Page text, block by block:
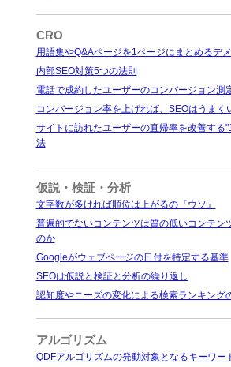
CRO
用語集やQ&Aページを1ページにまとめるデ
内部SEO対策5つの法則
電話で成約したユーザーのコンバージョン測
コンバージョン率を上げれば、SEOはうまく
サイトに訪れたユーザーの直帰率を改善する
法
仮説・検証・分析
文字数が多ければ順位は上がるの『ウソ』
普遍的でないコンテンツは質の低いコンテン
のか
Googleがウェブページの日付を特定する基準
SEOは仮説と検証と分析の繰り返し
認知度やニーズの変化による検索ランキング
アルゴリズム
QDFアルゴリズムの発動対象となるキーワー